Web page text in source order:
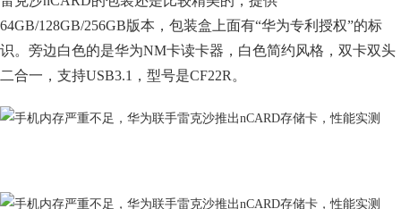
64GB/128GB/256GB版本，包装盒上面有“华为专利授权”的标
识。旁边白色的是华为NM卡读卡器，白色简约风格，双卡双头
二合一，支持USB3.1，型号是CF22R。